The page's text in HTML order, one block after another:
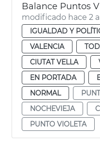
Balance Puntos
modificado hace 2
IGUALDAD Y
VALENCIA
CIUTAT VELLA
EN PORTADA
NORMAL
NOCHEVIEJA
PUNTO VIOLETA